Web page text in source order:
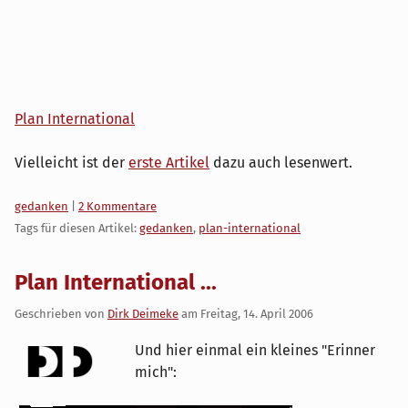
Plan International
Vielleicht ist der erste Artikel dazu auch lesenwert.
Kategorien:
gedanken
2 Kommentare
Tags für diesen Artikel: gedanken, plan-international
Plan International ...
Geschrieben von Dirk Deimeke am Freitag, 14. April 2006
Und hier einmal ein kleines "Erinner
mich":